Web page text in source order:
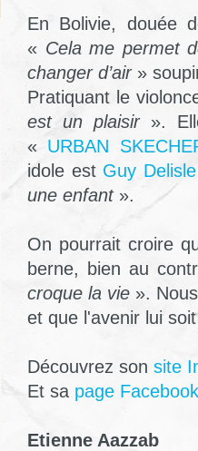
En Bolivie, douée
« Cela me permet
changer d’air»
Pratiquant le
est un plaisir ».
« URBAN
idole est Guy Delisle
une enfant ».
On pourrait croire
berne, bien au
croque la vie ».
et que l'avenir lui
Découvrez son site
Et sa page Facebook
Etienne Aazzab